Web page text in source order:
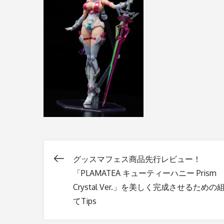
稿
グッスマフェス商品先行レビュー！
「PLAMATEA キューティーハニー Prism
Crystal Ver.」を美しく完成させるための
てTips